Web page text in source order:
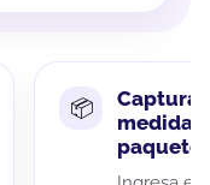
Captura
medidas
paquete